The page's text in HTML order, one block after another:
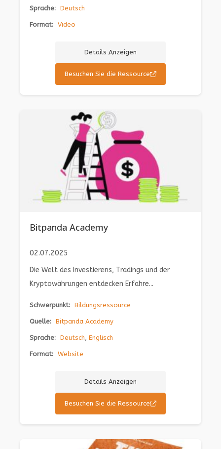
Sprache: Deutsch
Format: Video
Details Anzeigen
Besuchen Sie die Ressource
Bitpanda Academy
02.07.2025
Die Welt des Investierens, Tradings und der
Kryptowährungen entdecken Erfahre...
Schwerpunkt: Bildungsressource
Quelle: Bitpanda Academy
Sprache: Deutsch, Englisch
Format: Website
Details Anzeigen
Besuchen Sie die Ressource